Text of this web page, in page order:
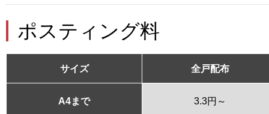
ポスティング料
サイズ 全戸配布
A4まで 3.3円～